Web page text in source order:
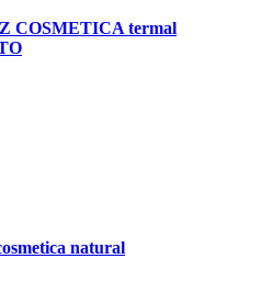
COSMETICA termal
natural